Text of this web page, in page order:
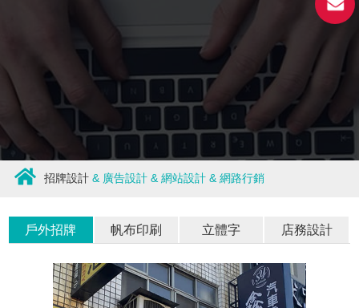
招牌設計 & 廣告設計 & 網站設計 & 網路行銷
戶外招牌 帆布印刷 立體字 店務設計